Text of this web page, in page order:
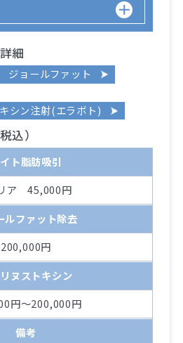
細
ジョールファット
シン注射(エラボト)
込）
ト脂肪吸引
ア 45,000円
ルファット除去
200,000円
ヌストキシン
円～200,000円
備考